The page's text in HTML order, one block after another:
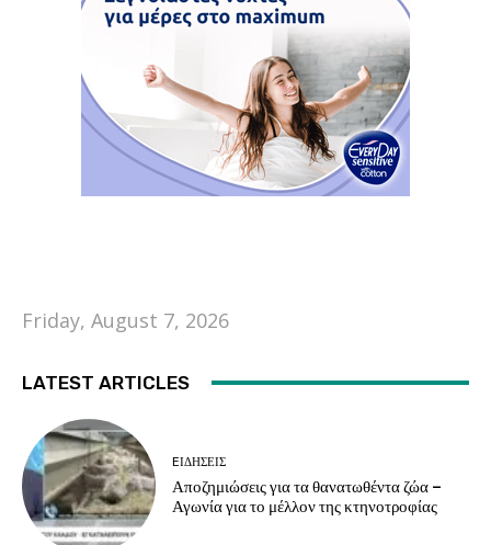
Friday, August 7, 2026
LATEST ARTICLES
EΙΔΗΣΕΙΣ
Αποζημιώσεις για τα θανατωθέντα ζώα –
Αγωνία για το μέλλον της κτηνοτροφίας